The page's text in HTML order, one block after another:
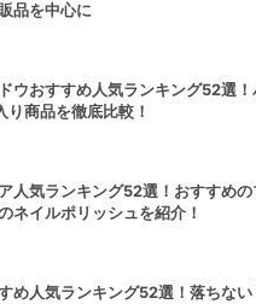
品を中心に
ウおすすめ人気ランキング52選
り商品を徹底比較！
人気ランキング52選！おすすめ
ネイルポリッシュを紹介！
め人気ランキング52選！落ちな